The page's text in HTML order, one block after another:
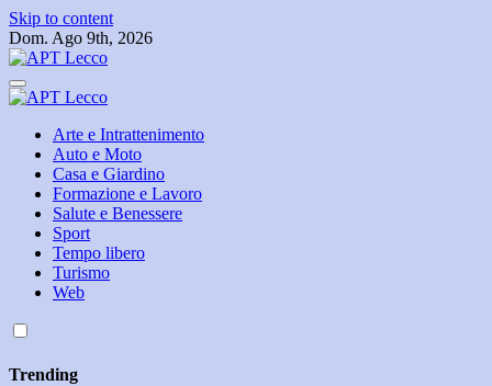
Skip to content
Dom. Ago 9th, 2026
Arte e Intrattenimento
Auto e Moto
Casa e Giardino
Formazione e Lavoro
Salute e Benessere
Sport
Tempo libero
Turismo
Web
Trending